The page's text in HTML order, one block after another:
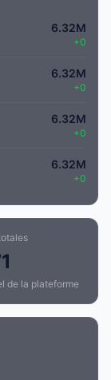
6.32M
+0
6.32M
+0
6.32M
+0
6.32M
+0
de la plateforme